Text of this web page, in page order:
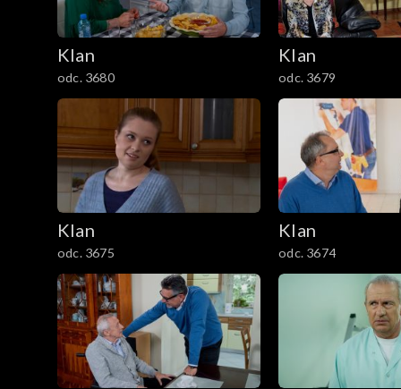
2901–3000
2801–2900
2701–2800
2601–2700
2501–2600
2401–2500
2301–2400
2201–2300
Klan
odc. 3680
Klan
odc. 3679
Klan
odc. 3675
Klan
odc. 3674